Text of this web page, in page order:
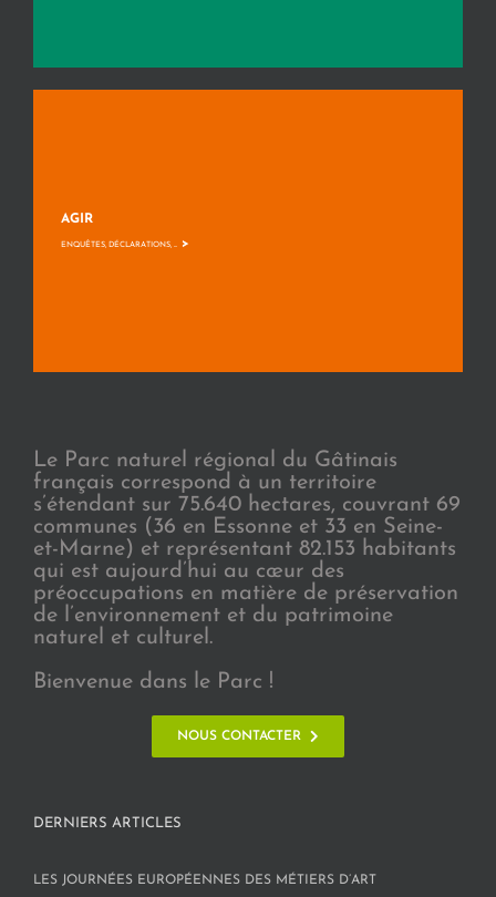
AGIR
ENQUÊTES, DÉCLARATIONS, ... >
Le Parc naturel régional du Gâtinais
français correspond à un territoire
s’étendant sur 75.640 hectares, couvrant 69
communes (36 en Essonne et 33 en Seine-
et-Marne) et représentant 82.153 habitants
qui est aujourd’hui au cœur des
préoccupations en matière de préservation
de l’environnement et du patrimoine
naturel et culturel.
Bienvenue dans le Parc !
NOUS CONTACTER
DERNIERS ARTICLES
LES JOURNÉES EUROPÉENNES DES MÉTIERS D’ART